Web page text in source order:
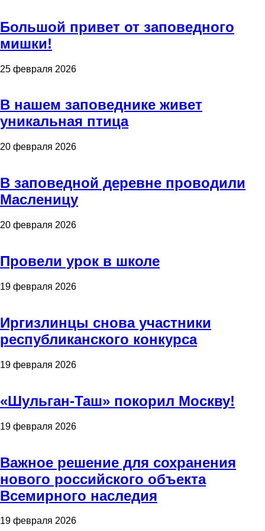
Большой привет от заповедного
мишки!
25 февраля 2026
В нашем заповеднике живет
уникальная птица
20 февраля 2026
В заповедной деревне проводили
Масленицу
20 февраля 2026
Провели урок в школе
19 февраля 2026
Иргизлинцы снова участники
республиканского конкурса
19 февраля 2026
«Шульган-Таш» покорил Москву!
19 февраля 2026
Важное решение для сохранения
нового российского объекта
Всемирного наследия
19 февраля 2026